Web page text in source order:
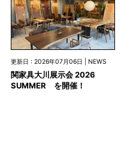
更新日 : 2026年07月06日 | NEWS
関家具大川展示会 2026
SUMMER を開催！